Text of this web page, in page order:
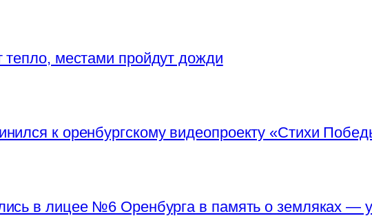
местами пройдут дожди
к оренбургскому видеопроекту «Стихи
в лицее №6 Оренбурга в память о земляках —